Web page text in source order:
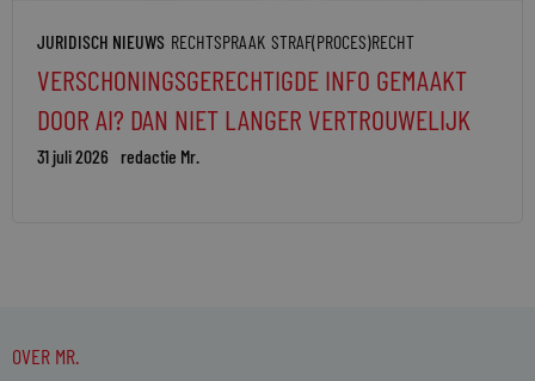
JURIDISCH NIEUWS RECHTSPRAAK STRAF(PROCES)RECHT
VERSCHONINGSGERECHTIGDE INFO GEMAAKT
DOOR AI? DAN NIET LANGER VERTROUWELIJK
31 juli 2026 redactie Mr.
OVER MR.